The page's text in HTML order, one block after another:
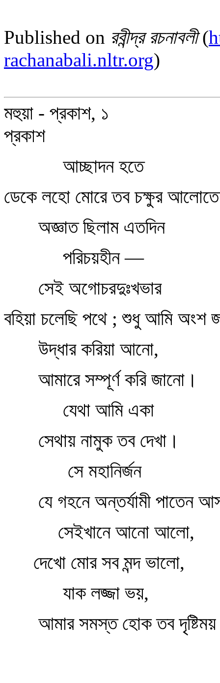
Published on রবীন্দ্র রচনাবলী(
rachanabali.nltr.org)
মহুয়া - প্রকাশ, ১
প্রকাশ
আচ্ছাদন হতে
ডেকে লহো মোরে তব চক্ষুর
অজ্ঞাত ছিলাম এতদিন
পরিচয়হীন —
সেই অগোচরদুঃখভার
বহিয়া চলেছি পথে ; শুধু আমি অংশ
উদ্ধার করিয়া আনো,
আমারে সম্পূর্ণ করি জানো।
যেথা আমি একা
সেথায় নামুক তব দেখা।
সে মহানির্জন
যে গহনে অন্তর্যামী পাতেন
সেইখানে আনো আলো,
দেখো মোর সব মন্দ ভালো,
যাক লজ্জা ভয়,
আমার সমস্ত হোক তব